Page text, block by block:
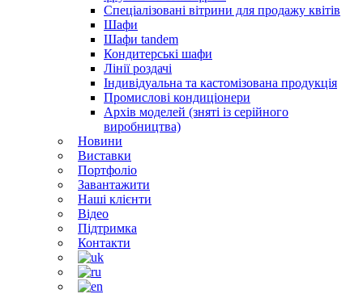
Спеціалізовані вітрини для продажу квітів
Шафи
Шафи tandem
Кондитерські шафи
Лінії роздачі
Індивідуальна та кастомізована продукція
Промислові кондиціонери
Архів моделей (зняті із серійного
виробництва)
Новини
Виставки
Портфоліо
Завантажити
Наші клієнти
Відео
Підтримка
Контакти